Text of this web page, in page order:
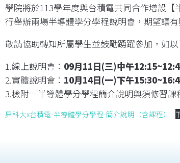
學院將於113學年度與台積電共同合作增設
行舉辦兩場半導體學分學程說明會，期望讓
敬請協助轉知所屬學生並鼓勵踴躍參加，如
1.線上說明會： 09月11日(三)中午
2.實體說明會： 10月14日(一)下午
3.檢附－半導體學分學程簡介說明與須修習課
屏科大x台積電-半導體學分學程-簡介說明（含課程）